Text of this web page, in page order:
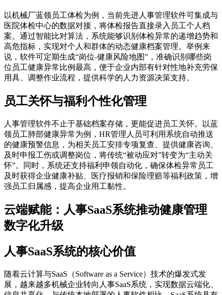
以机械厂蓝领员工体检为例，当前先进人事管理软件可集成与
医院体检中心的数据对接，将体检报告直接录入员工个人档
案。通过智能比对算法，系统能够识别体检异常的递增趋势和
高危指标，实现对个人和群体的动态健康档案管理。举例来
说，软件可定期生成“岗位-健康风险地图”，准确识别哪些岗
位员工健康异常比例最高，便于企业内部有针对性地补充劳保
用具、调整作业流程，提供科学的人力资源决策支持。
员工关怀与福利个性化管理
人事管理软件不止于基础档案存储，更能促进员工关怀。以蓝
领员工肺部健康异常为例，HR管理人员可利用系统自动推送
的健康预警信息，为相关员工安排专项复查、提供健康咨询、
及时申报工伤或调整岗位，将传统“被动应对”转变为“主动关
怀”。同时，系统还支持福利申领自动化，确保体检异常员工
及时获得企业健康补贴、医疗报销和保险理赔等福利政策，增
强员工归属感，提高企业用工黏性。
云端赋能：人事SaaS系统推动健康管理
数字化升级
人事SaaS系统的核心价值
随着云计算与SaaS（Software as a Service）技术的爆发式发
展，越来越多机械企业转向人事SaaS系统，实现数据云端化、